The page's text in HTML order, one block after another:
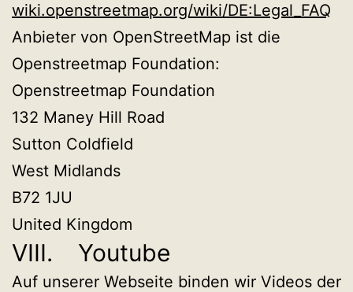
wiki.openstreetmap.org/wiki/DE:Legal_FAQ
Anbieter von OpenStreetMap ist die
Openstreetmap Foundation:
Openstreetmap Foundation
132 Maney Hill Road
Sutton Coldfield
West Midlands
B72 1JU
United Kingdom
VIII. Youtube
Auf unserer Webseite binden wir Videos der